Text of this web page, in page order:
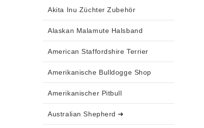
Akita Inu Züchter Zubehör
Alaskan Malamute Halsband
American Staffordshire Terrier
Amerikanische Bulldogge Shop
Amerikanischer Pitbull
Australian Shepherd ➜